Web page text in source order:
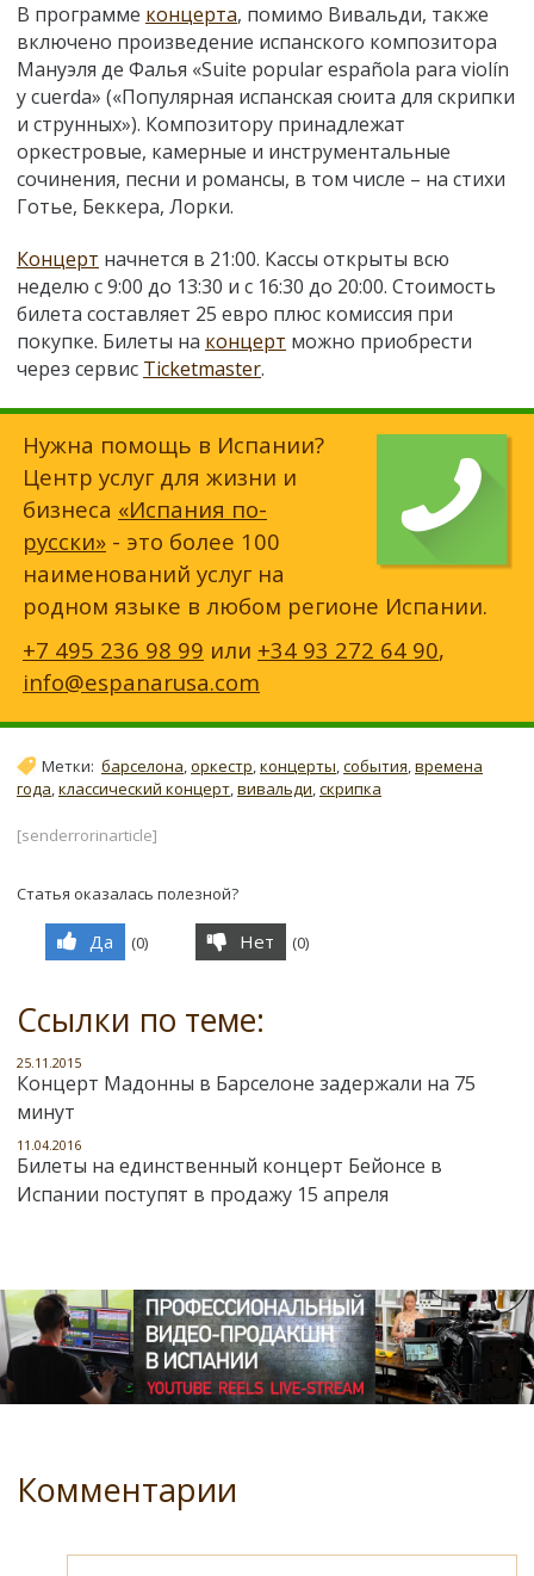
В программе концерта, помимо Вивальди, также
включено произведение испанского композитора
Мануэля де Фалья «Suite popular española para violín
y cuerda» («Популярная испанская сюита для скрипки
и струнных»). Композитору принадлежат
оркестровые, камерные и инструментальные
сочинения, песни и романсы, в том числе – на стихи
Готье, Беккера, Лорки.
Концерт начнется в 21:00. Кассы открыты всю
неделю с 9:00 до 13:30 и с 16:30 до 20:00. Стоимость
билета составляет 25 евро плюс комиссия при
покупке. Билеты на концерт можно приобрести
через сервис Ticketmaster.
Нужна помощь в Испании?
Центр услуг для жизни и
бизнеса «Испания по-
русски» - это более 100
наименований услуг на
родном языке в любом регионе Испании.
+7 495 236 98 99 или +34 93 272 64 90,
info@espanarusa.com
Метки: барселона,оркестр,концерты,события,времена
года,классический концерт,вивальди,скрипка
[senderrorinarticle]
Статья оказалась полезной?
Да (0) Нет (0)
Ссылки по теме:
25.11.2015
Концерт Мадонны в Барселоне задержали на 75
минут
11.04.2016
Билеты на единственный концерт Бейонсе в
Испании поступят в продажу 15 апреля
Комментарии